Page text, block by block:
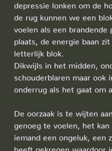
depressie lonken om de
de rug kunnen we een
voelen als een brandende
plaats, de energie baan zit
letterlijk blok.
Dikwijls in het midden,
schouderblaren maar ook
onderrug als het gaat om
De oorzaak is te wijten
genoeg te voelen, het kan
iemand een ongeluk, een
heeft gekregen waardoor